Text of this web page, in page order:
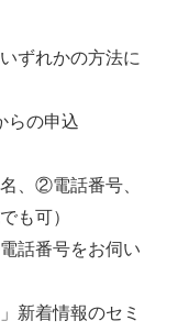
ずれかの方法に
の申込
②電話番号、
も可）
番号をお伺い
新着情報のセミ